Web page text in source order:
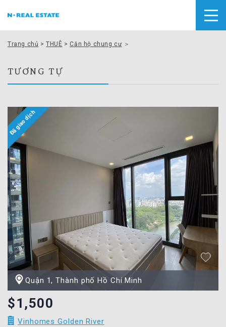
Trang chủ >THUÊ > Căn hộ chung cư＞
TƯƠNG TỰ
Quận 1, Thành phố Hồ Chí Minh
$1,500
Vinhomes Golden River